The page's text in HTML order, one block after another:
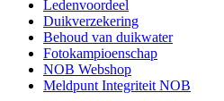
Ledenvoordeel
Duikverzekering
Behoud van duikwater
Fotokampioenschap
NOB Webshop
Meldpunt Integriteit NOB